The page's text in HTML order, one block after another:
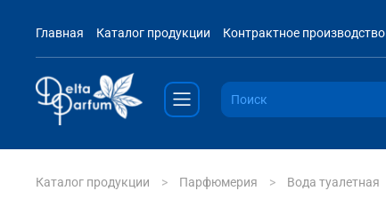
Главная Каталог продукции Контрактное производство
Каталог продукции Парфюмерия Вода туалетная